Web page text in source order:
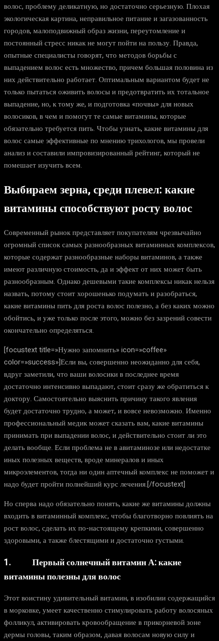
волос, проблему деликатную, но достаточно серьезную. Плохая
экологическая картина, неправильное питание и загазованность
городов, малоподвижный образ жизни, переутомление и
постоянный стресс никак не могут пойти на пользу. Правда,
опытные специалисты говорят, что методов борьбы с
выпадением волос есть множество, причем большая половина из
них действительно работает. Оптимальным вариантом будет не
только пытаться оживить волосы и предотвратить их тотальное
выпадение, но, к тому же, и подготовка «почвы» для новых
волосиков, в чем и помогут те самые витамины, которые
обязательно требуется пить. Чтобы узнать, какие витамины для
волос самые эффективные по мнению трихологов, мы провели
анализ и составили импровизированный рейтинг, который не
помешает изучить всем.
Выбираем зерна, среди плевел: какие
витамины способствуют росту волос
Современный рынок представляет покупателям чрезвычайно
огромный список самых разнообразных витаминных комплексов,
которые содержат разнообразные наборы витаминов, а также
имеют различную стоимость, да и эффект от них может быть
разнообразным. Однако дешевыми такие комплексы никак нельзя
назвать, потому стоит хорошенько подумать и разобраться,
какие витамины пить для роста волос полезно, а без каких можно
обойтись, и уже только после этого, можно без зазрений совести
окончательно определяться.
[focustext title=»Нужно запомнить» icon=»coffee»
color=»success»]Если вы, совершенно неожиданно для себя,
вдруг заметили, что ваши волосики в последнее время
достаточно интенсивно выпадают, стоит сразу же обратиться к
доктору. Самостоятельно выяснить причину такого явления
будет достаточно трудно, а может, и вовсе невозможно. Именно
профессиональный медик может сказать вам, какие витамины
принимать при выпадении волос, и действительно стоит ли это
делать вообще. Если проблема не в авитаминозе или недостатке
иных полезных веществ, вроде минералов и иных
микроэлементов, тогда ни один аптечный комплекс не поможет и
надо будет пройти полнейший курс лечения.[/focustext]
Но сперва надо обязательно понять, какие же витамины должны
входить в витаминный комплекс, чтобы благотворно повлиять на
рост волос, сделать их по-настоящему крепкими, совершенно
здоровыми, а также блестящими и достаточно густыми.
1. Первый солнечный витамин А: какие
витамины полезны для волос
Этот воистину удивительный витамин, в изобилии содержащийся
в морковке, умеет качественно стимулировать работу волосяных
фолликул, активировать кровообращение в прикорневой зоне
дермы головы, таким образом, давая волосам новую силу и